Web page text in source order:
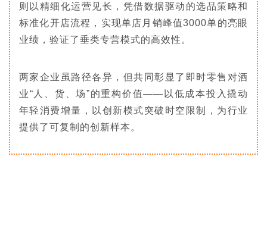
则以精细化运营见长，凭借数据驱动的选品策略和
标准化开店流程，实现单店月销峰值3000单的亮眼
业绩，验证了垂类专营模式的高效性。
两家企业虽路径各异，但共同彰显了即时零售对酒
业“人、货、场”的重构价值——以低成本投入撬动
年轻消费增量，以创新模式突破时空限制，为行业
提供了可复制的创新样本。